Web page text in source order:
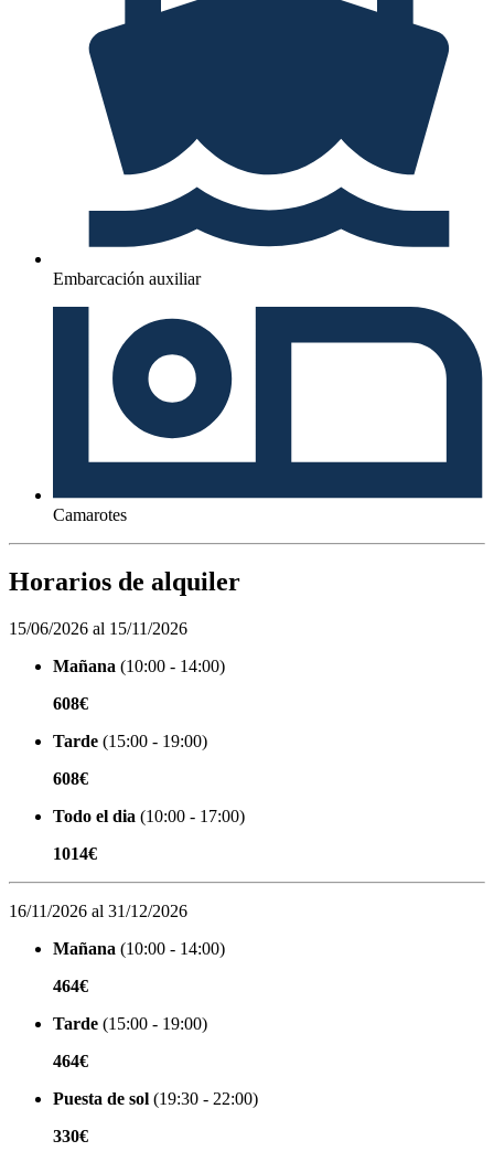
Embarcación auxiliar
Camarotes
Horarios de alquiler
15/06/2026 al 15/11/2026
Mañana (10:00 - 14:00)
608€
Tarde (15:00 - 19:00)
608€
Todo el dia (10:00 - 17:00)
1014€
16/11/2026 al 31/12/2026
Mañana (10:00 - 14:00)
464€
Tarde (15:00 - 19:00)
464€
Puesta de sol (19:30 - 22:00)
330€